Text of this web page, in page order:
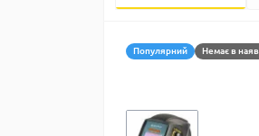
Популярний Немає в